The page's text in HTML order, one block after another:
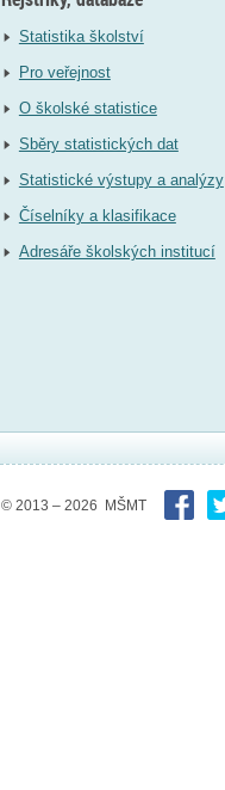
Statistika školství
Pro veřejnost
O školské statistice
Sběry statistických dat
Statistické výstupy a analýzy
Číselníky a klasifikace
Adresáře školských institucí
© 2013 – 2026 MŠMT